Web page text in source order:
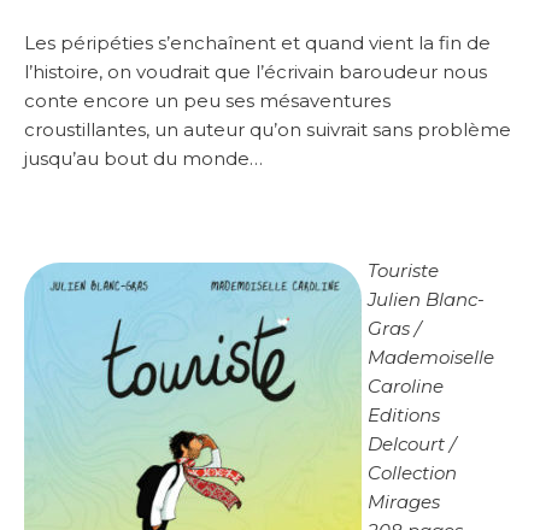
Les péripéties s’enchaînent et quand vient la fin de
l’histoire, on voudrait que l’écrivain baroudeur nous
conte encore un peu ses mésaventures
croustillantes, un auteur qu’on suivrait sans problème
jusqu’au bout du monde…
Touriste
Julien Blanc-
Gras /
Mademoiselle
Caroline
Editions
Delcourt /
Collection
Mirages